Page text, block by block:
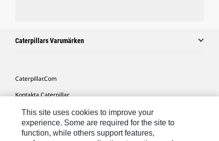
Caterpillars Varumärken
Caterpillar.com
Kontakta Caterpillar
Mina Marknadsföringspreferenser
Platskarta
This site uses cookies to improve your
experience. Some are required for the site to
function, while others support features,